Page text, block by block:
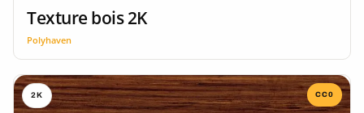
Texture bois 2K
Polyhaven
2K CC0